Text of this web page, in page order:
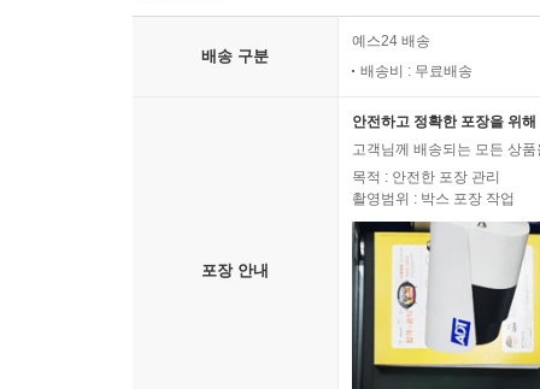
배송 구분
예스24 배송
배송비 : 무료배송
포장 안내
안전하고 정확한 포장을 위
고객님께 배송되는 모든 상
목적 : 안전한 포장 관리
촬영범위 : 박스 포장 작업